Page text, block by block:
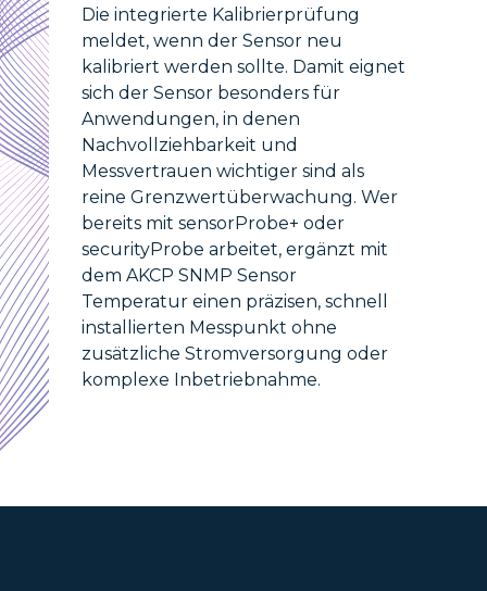
Die integrierte Kalibrierprüfung
meldet, wenn der Sensor neu
kalibriert werden sollte. Damit eignet
sich der Sensor besonders für
Anwendungen, in denen
Nachvollziehbarkeit und
Messvertrauen wichtiger sind als
reine Grenzwertüberwachung. Wer
bereits mit sensorProbe+ oder
securityProbe arbeitet, ergänzt mit
dem AKCP SNMP Sensor
Temperatur einen präzisen, schnell
installierten Messpunkt ohne
zusätzliche Stromversorgung oder
komplexe Inbetriebnahme.